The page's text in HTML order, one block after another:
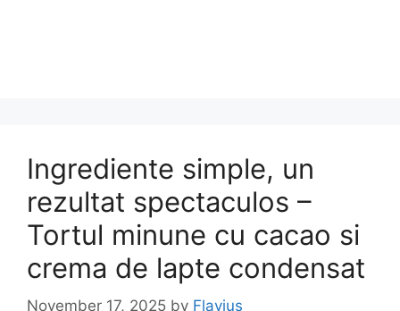
Ingrediente simple, un
rezultat spectaculos –
Tortul minune cu cacao si
crema de lapte condensat
November 17, 2025 by Flavius